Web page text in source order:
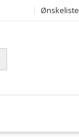
Ønskeliste